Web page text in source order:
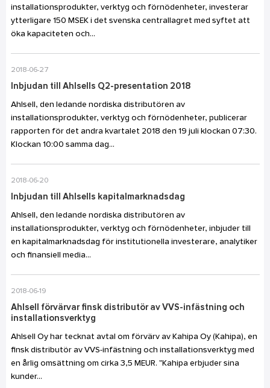
installationsprodukter, verktyg och förnödenheter, investerar
ytterligare 150 MSEK i det svenska centrallagret med syftet att
öka kapaciteten och...
2018-06-27
Inbjudan till Ahlsells Q2-presentation 2018
Ahlsell, den ledande nordiska distributören av
installationsprodukter, verktyg och förnödenheter, publicerar
rapporten för det andra kvartalet 2018 den 19 juli klockan 07:30.
Klockan 10:00 samma dag...
2018-06-20
Inbjudan till Ahlsells kapitalmarknadsdag
Ahlsell, den ledande nordiska distributören av
installationsprodukter, verktyg och förnödenheter, inbjuder till
en kapitalmarknadsdag för institutionella investerare, analytiker
och finansiell media...
2018-06-19
Ahlsell förvärvar finsk distributör av VVS-infästning och
installationsverktyg
Ahlsell Oy har tecknat avtal om förvärv av Kahipa Oy (Kahipa), en
finsk distributör av VVS-infästning och installationsverktyg med
en årlig omsättning om cirka 3,5 MEUR. "Kahipa erbjuder sina
kunder...